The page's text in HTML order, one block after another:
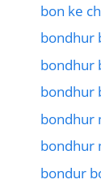
bon ke
bondhur
bondhur
bondhur
bondhur
bondhur
bondur